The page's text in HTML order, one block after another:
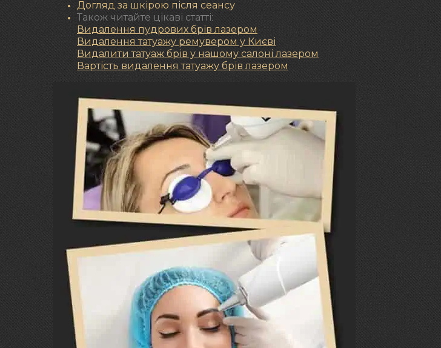
Догляд за шкірою після сеансу
Також читайте цікаві статті:
Видалення пудрових брів лазером
Видалення татуажу ремувером у Києві
Видалити татуаж брів у нашому салоні лазером
Вартість видалення татуажу брів лазером